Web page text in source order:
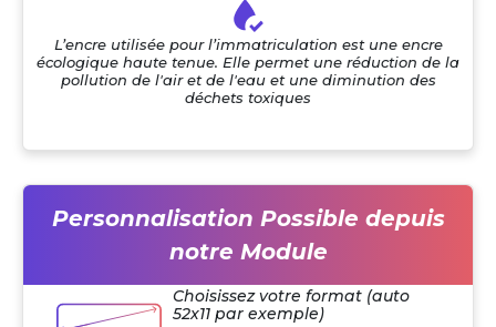
L’encre utilisée pour l’immatriculation est une encre
écologique haute tenue. Elle permet une réduction de la
pollution de l'air et de l'eau et une diminution des
déchets toxiques
Personnalisation Possible depuis
notre Module
Choisissez votre format (auto
52x11 par exemple)